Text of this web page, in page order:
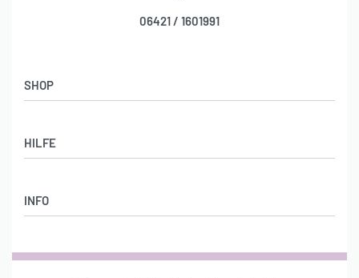
06421 / 1601991
SHOP
Stylebook
HILFE
AGB
INFO